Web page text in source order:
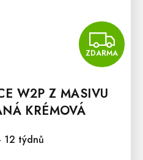
ZDARMA
W2P Z MASIVU
KRÉMOVÁ
12 týdnů